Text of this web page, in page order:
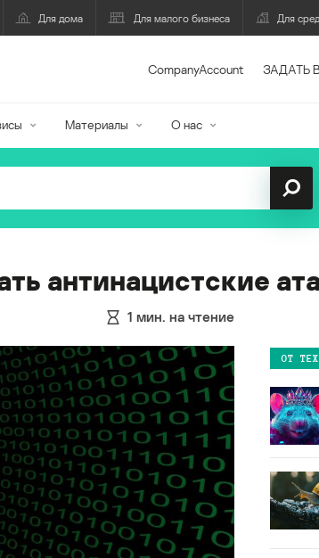
Для дома Для малого бизнеса Для
CompanyAccount ЗАДАТЬ
Материалы О нас
антинацистские
1 мин. на чтение
ОТ